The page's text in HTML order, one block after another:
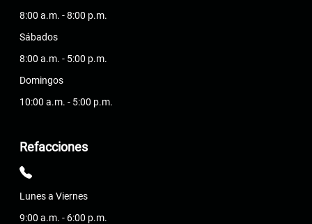
8:00 a.m. - 8:00 p.m.
Sábados
8:00 a.m. - 5:00 p.m.
Domingos
10:00 a.m. - 5:00 p.m.
Refacciones
Lunes a Viernes
9:00 a.m. - 6:00 p.m.